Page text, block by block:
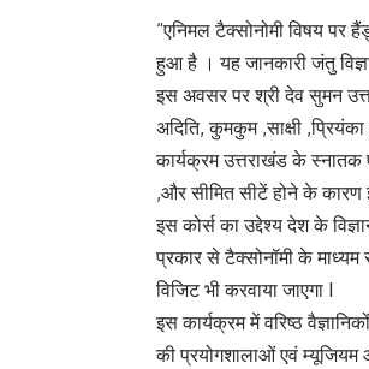
“एनिमल टैक्सोनोमी विषय
हुआ है । यह जानकारी जंतु
इस अवसर पर श्री देव सुमन
अदिति, कुमकुम ,साक्षी
कार्यक्रम उत्तराखंड के स्नातक
,और सीमित सीटें होने के कारण
इस कोर्स का उद्देश्य देश के
प्रकार से टैक्सोनॉमी के
विजिट भी करवाया जाएगा I
इस कार्यक्रम में वरिष्ठ
की प्रयोगशालाओं एवं म्यूजियम